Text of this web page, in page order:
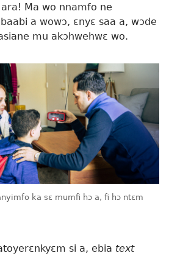
Ma wo nnamfo ne
a wowɔ, ɛnyɛ saa a, wɔde
mu akɔhwehwɛ wo.
ka sɛ mumfi hɔ a, fi hɔ ntɛm
si a, ebia text